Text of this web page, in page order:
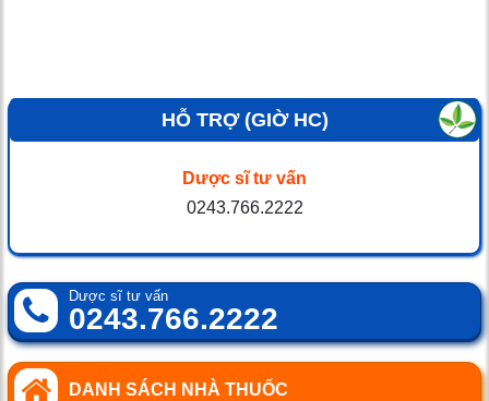
HỖ TRỢ (GIỜ HC)
Dược sĩ tư vấn
0243.766.2222
Dược sĩ tư vấn
0243.766.2222
DANH SÁCH NHÀ THUỐC